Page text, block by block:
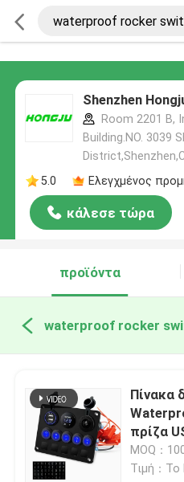
Shenzhen
Room 2201 B,
Building.NO. 3039
5.0
Ελεγχμένος
κάλεσε τώρα
προϊόντα
Πίνακα
πρίζα
MOQ：
Τιμή：